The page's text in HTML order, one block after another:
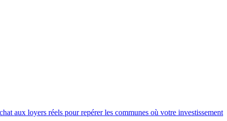
aux loyers réels pour repérer les communes où votre investissement